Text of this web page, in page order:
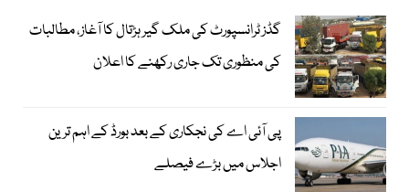
گڈز ٹرانسپورٹ کی ملک گیر ہڑتال کا آغاز، مطالبات
کی منظوری تک جاری رکھنے کا اعلان
پی آئی اے کی نجکاری کے بعد بورڈ کے اہم ترین
اجلاس میں بڑے فیصلے